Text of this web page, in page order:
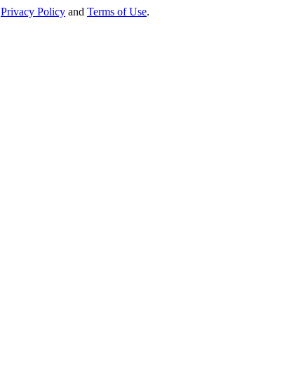
Privacy Policy and Terms of Use.